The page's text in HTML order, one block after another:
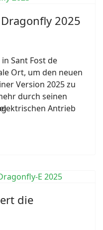
2025
Sant Fost de
Ort, um den neuen
Version 2025 zu
durch seinen
Antrieb
die